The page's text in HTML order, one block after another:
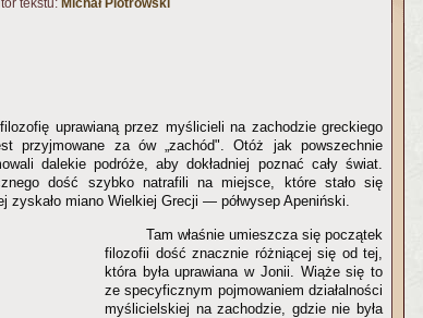
tekstu: Michał Piotrowski
uprawianą przez myślicieli na zachodzie greckiego
przyjmowane za ów „zachód". Otóż jak powszechnie
dalekie podróże, aby dokładniej poznać cały świat.
dość szybko natrafili na miejsce, które stało się
zyskało miano Wielkiej Grecji — półwysep Apeniński.
Tam właśnie umieszcza się początek
filozofii dość znacznie różniącej się od tej,
która była uprawiana w Jonii. Wiąże się to
ze specyficznym pojmowaniem działalności
myślicielskiej na zachodzie, gdzie nie była